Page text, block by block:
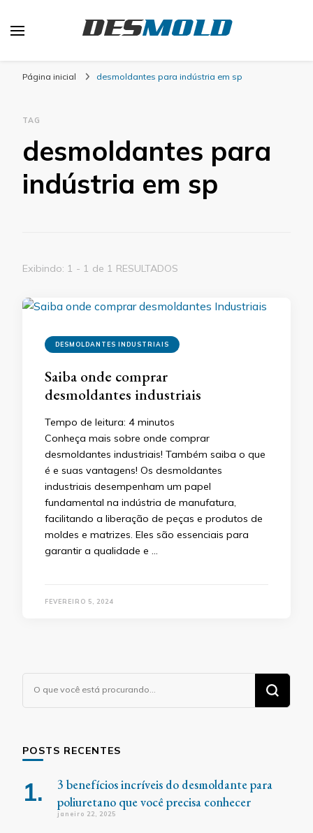
Página inicial desmoldantes para indústria em sp
TAG
desmoldantes para
indústria em sp
Exibindo: 1 - 1 de 1 RESULTADOS
DESMOLDANTES INDUSTRIAIS
Saiba onde comprar
desmoldantes industriais
Tempo de leitura: 4 minutos
Conheça mais sobre onde comprar
desmoldantes industriais! Também saiba o que
é e suas vantagens! Os desmoldantes
industriais desempenham um papel
fundamental na indústria de manufatura,
facilitando a liberação de peças e produtos de
moldes e matrizes. Eles são essenciais para
garantir a qualidade e …
FEVEREIRO 5, 2024
algo?
POSTS RECENTES
3 benefícios incríveis do desmoldante para
poliuretano que você precisa conhecer
janeiro 22, 2025